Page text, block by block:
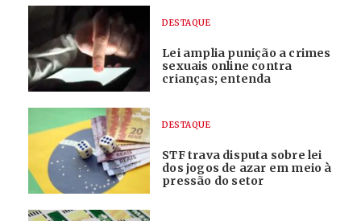
DESTAQUE
Lei amplia punição a crimes
sexuais online contra
crianças; entenda
DESTAQUE
STF trava disputa sobre lei
dos jogos de azar em meio à
pressão do setor